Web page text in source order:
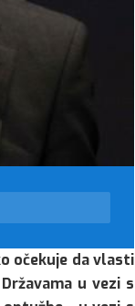
očekuje da vlasti
u vezi s